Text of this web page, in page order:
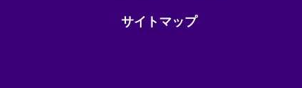
サイトマップ